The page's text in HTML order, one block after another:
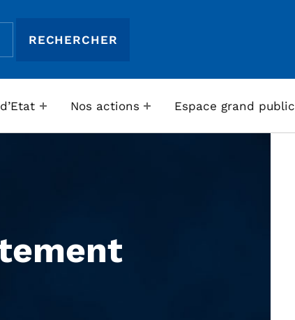
Nos actions Espace grand public